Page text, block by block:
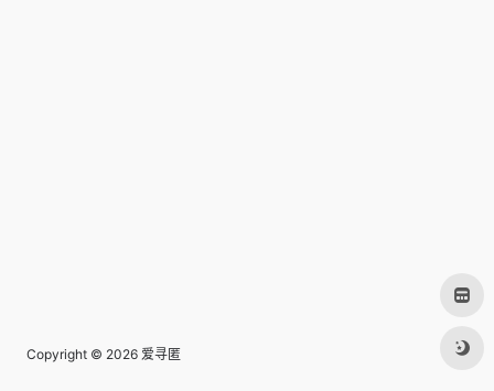
Copyright © 2026 爱寻匿